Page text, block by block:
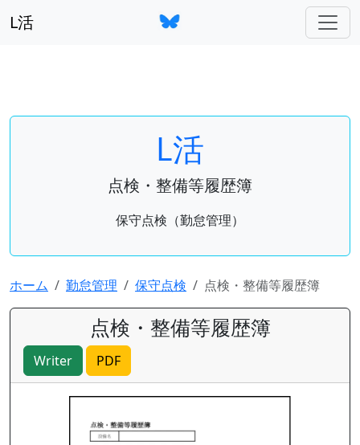
L活
L活
点検・整備等履歴簿
保守点検（勤怠管理）
ホーム 勤怠管理 保守点検 点検・整備等履歴簿
点検・整備等履歴簿
Writer PDF